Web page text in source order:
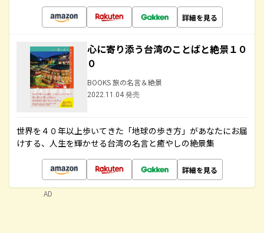
詳細を見る
心に寄り添う台湾のことばと絶景１０
０
BOOKS 旅の名言＆絶景
2022.11.04 発売
世界を４０年以上歩いてきた「地球の歩き方」があなたにお届
けする、人生を輝かせる台湾の名言と癒やしの絶景集
詳細を見る
AD